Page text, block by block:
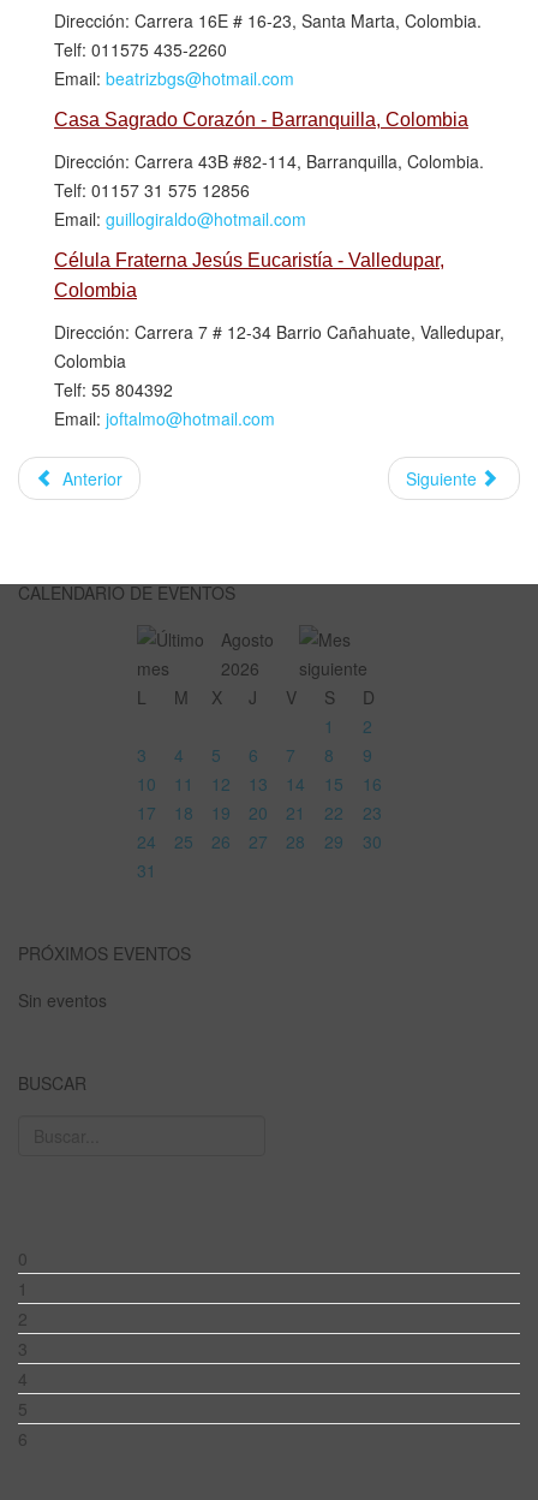
Dirección: Carrera 16E # 16-23, Santa Marta, Colombia.
Telf: 011575 435-2260
Email: beatrizbgs@hotmail.com
Casa Sagrado Corazón - Barranquilla, Colombia
Dirección: Carrera 43B #82-114, Barranquilla, Colombia.
Telf: 01157 31 575 12856
Email: guillogiraldo@hotmail.com
Célula Fraterna Jesús Eucaristía - Valledupar,
Colombia
Dirección: Carrera 7 # 12-34 Barrio Cañahuate, Valledupar,
Colombia
Telf: 55 804392
Email: joftalmo@hotmail.com
Anterior Siguiente
CALENDARIO DE EVENTOS
Agosto
2026
L
M X J V S
D
1
2
3
4 5 6 7 8
9
10
11 12 13 14 15
16
17
18 19 20 21 22
23
24
25 26 27 28 29
30
31
PRÓXIMOS EVENTOS
Sin eventos
BUSCAR
0
1
2
3
4
5
6